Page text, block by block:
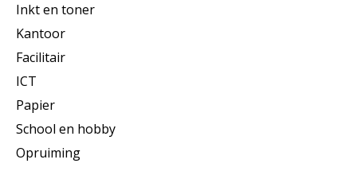
Inkt en toner
Kantoor
Facilitair
ICT
Papier
School en hobby
Opruiming